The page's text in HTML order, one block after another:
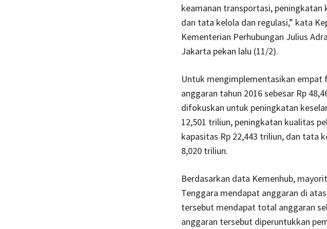
keamanan transportasi, peningkatan
dan tata kelola dan regulasi,” kata
Kementerian Perhubungan Julius
Jakarta pekan lalu (11/2).
Untuk mengimplementasikan empat
anggaran tahun 2016 sebesar Rp
difokuskan untuk peningkatan
12,501 triliun, peningkatan kualitas
kapasitas Rp 22,443 triliun, dan tata
8,020 triliun.
Berdasarkan data Kemenhub,
Tenggara mendapat anggaran di
tersebut mendapat total anggaran
anggaran tersebut diperuntukkan